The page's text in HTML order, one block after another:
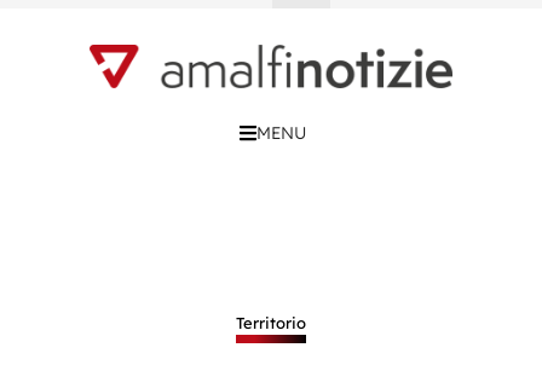
MENU
Territorio